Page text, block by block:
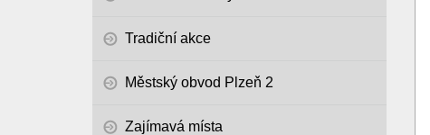
Tradiční akce
Městský obvod Plzeň 2
Zajímavá místa